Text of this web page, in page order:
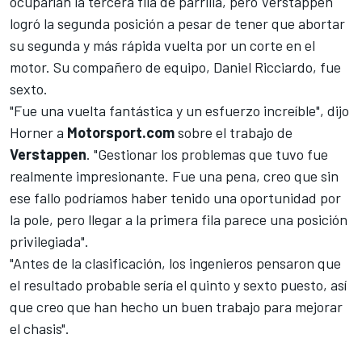
logró la segunda posición a pesar de tener que abortar
su segunda y más rápida vuelta por un corte en el
motor. Su compañero de equipo, Daniel Ricciardo, fue
sexto.
"Fue una vuelta fantástica y un esfuerzo increíble", dijo
Horner a Motorsport.comsobre el trabajo de
Verstappen. "Gestionar los problemas que tuvo fue
realmente impresionante. Fue una pena, creo que sin
ese fallo podríamos haber tenido una oportunidad por
la pole, pero llegar a la primera fila parece una posición
privilegiada".
"Antes de la clasificación, los ingenieros pensaron que
el resultado probable sería el quinto y sexto puesto, así
que creo que han hecho un buen trabajo para mejorar
el chasis".